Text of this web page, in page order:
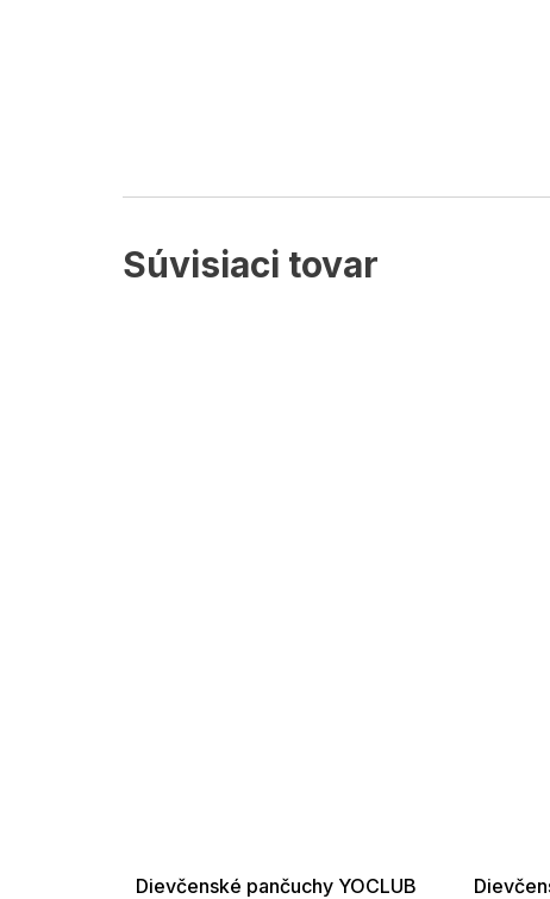
Súvisiaci tovar
Dievčenské pančuchy YOCLUB